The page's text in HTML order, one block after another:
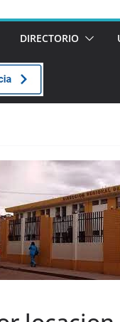
DIRECTORIO